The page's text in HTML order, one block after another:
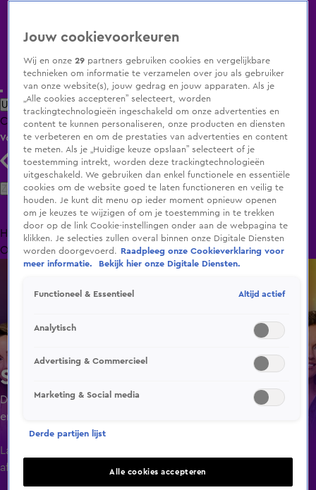
Uitzending Gemist Populaire programma's Zenders Genres
ClipsFilmsRadioSmart TV inlogShop
Volg KIJK
Zoeken
HomeUitzending Gemist Programma's De Bondgenoten
OranjezomerLivestreamsShop
Shownieuws
Dagelijks het laatste nieuws uit de wereld van showbizz en
entertainment.
Laatste
aflevering
Jouw cookievoorkeuren
Wij en onze29 partners gebruiken cookies en vergelijkbare
technieken om informatie te verzamelen over jou als gebruiker
van onze website(s), jouw gedrag en jouw apparaten. Als je
„Alle cookies accepteren” selecteert, worden
trackingtechnologieën ingeschakeld om onze advertenties en
content te kunnen personaliseren, onze producten en diensten
te verbeteren en om de prestaties van advertenties en content
te meten. Als je „Huidige keuze opslaan” selecteert of je
toestemming intrekt, worden deze trackingtechnologieën
uitgeschakeld. We gebruiken dan enkel functionele en essentiële
cookies om de website goed te laten functioneren en veilig te
houden. Je kunt dit menu op ieder moment opnieuw openen
om je keuzes te wijzigen of om je toestemming in te trekken
door op de link Cookie-instellingen onder aan de webpagina te
klikken. Je selecties zullen overal binnen onze Digitale Diensten
worden doorgevoerd.
Raadpleeg onze Cookieverklaring voor
meer informatie.
Bekijk hier onze Digitale Diensten.
Functioneel & Essentieel Altijd actief
Analytisch
Advertising & Commercieel
Marketing & Social media
Derde partijen lijst
Alle cookies accepteren